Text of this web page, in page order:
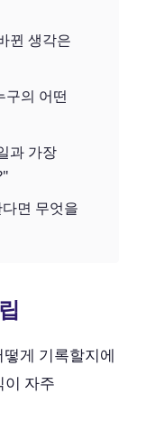
뀐 생각은
구의 어떤
과 가장
면 무엇을
게 기록할지에
이 자주